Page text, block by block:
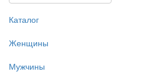
Каталог
Женщины
Мужчины